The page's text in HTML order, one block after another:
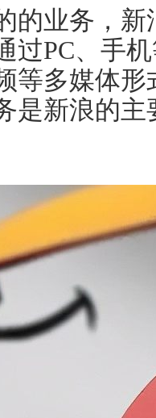
的业务，
过PC、手
等多媒体
是新浪的